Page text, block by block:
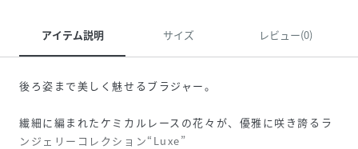
アイテム説明 サイズ レビュー(0)
後ろ姿まで美しく魅せるブラジャー。
繊細に編まれたケミカルレースの花々が、優雅に咲き誇るラ
ンジェリーコレクション“Luxe”